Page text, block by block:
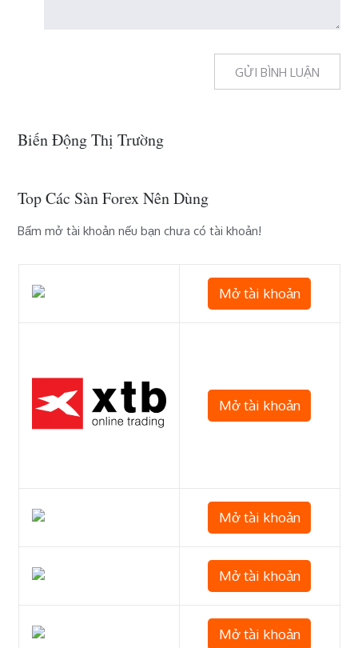
Biến Động Thị Trường
Top Các Sàn Forex Nên Dùng
Bấm mở tài khoản nếu bạn chưa có tài khoản!
Mở tài khoản
Mở tài khoản
Mở tài khoản
Mở tài khoản
Mở tài khoản